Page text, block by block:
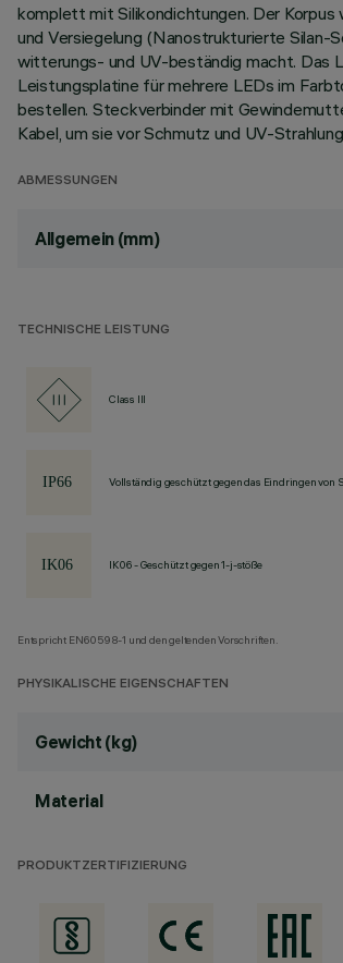
komplett mit Silikondichtungen. Der
und Versiegelung (Nanostrukturierte Silan-
witterungs- und UV-beständig macht. Das
Leistungsplatine für mehrere LEDs im
bestellen. Steckverbinder mit
Kabel, um sie vor Schmutz und UV-
ABMESSUNGEN
Allgemein (mm)
TECHNISCHE LEISTUNG
Class III
Vollständig geschützt gegen das Eindringen von
IK06 - Geschützt gegen 1-j-stöße
Entspricht EN60598-1 und den geltenden Vorschriften.
PHYSIKALISCHE EIGENSCHAFTEN
Gewicht (kg)
Material
PRODUKTZERTIFIZIERUNG